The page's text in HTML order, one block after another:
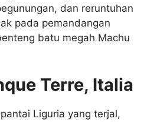
dan reruntuhan
pada pemandangan
batu megah Machu
Terre, Italia
Liguria yang terjal,